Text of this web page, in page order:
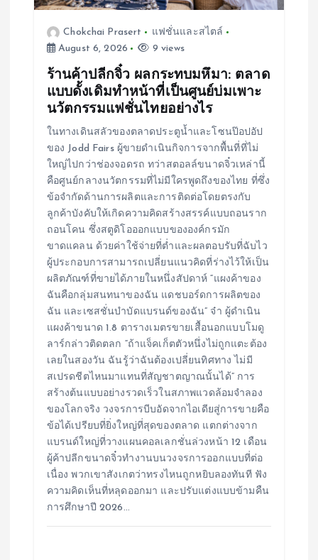
Chokchai Prasert
แฟชั่นและสไตล์
August 6, 2026
9 views
ร้านค้าปลีกจิ๋ว ผลกระทบมหึมา: ตลาด
แบบดั้งเดิมทำหน้าที่เป็นศูนย์บ่มเพาะ
นวัตกรรมแฟชั่นไทยอย่างไร
ในทางเดินสลัวของตลาดประตูน้ำและโซนป๊อปอัป
ของ Jodd Fairs ผู้ขายดำเนินกิจการจากพื้นที่ที่ไม่
ใหญ่ไปกว่าช่องจอดรถ ทว่าสตอลล์ขนาดจิ๋วเหล่านี้
คือศูนย์กลางนวัตกรรมที่ไม่มีใครพูดถึงของไทย ที่ซึ่ง
ข้อจำกัดด้านการผลิตและการติดต่อโดยตรงกับ
ลูกค้าบังคับให้เกิดความคิดสร้างสรรค์แบบถอนราก
ถอนโคน ซึ่งสตูดิโอออกแบบขององค์กรมัก
ขาดแคลน ด้วยค่าใช้จ่ายที่ต่ำและผลตอบรับที่ฉับไว
ผู้ประกอบการสามารถเปลี่ยนแนวคิดที่ร่างไว้ให้เป็น
ผลิตภัณฑ์ที่ขายได้ภายในหนึ่งสัปดาห์ “แผงค้าของ
ฉันคือกลุ่มสนทนาของฉัน แดชบอร์ดการผลิตของ
ฉัน และเซสชั่นบำบัดแบรนด์ของฉัน” จ๋า ผู้ดำเนิน
แผงค้าขนาด 1.8 ตารางเมตรขายเสื้อนอกแบบโมดู
ลาร์กล่าวติดตลก “ถ้าแจ็คเก็ตตัวหนึ่งไม่ถูกแตะต้อง
เลยในสองวัน ฉันรู้ว่าฉันต้องเปลี่ยนทิศทาง ไม่มี
สเปรดชีตไหนมาแทนที่สัญชาตญาณนั้นได้” การ
สร้างต้นแบบอย่างรวดเร็วในสภาพแวดล้อมจำลอง
ของโลกจริง วงจรการบีบอัดจากไอเดียสู่การขายคือ
ข้อได้เปรียบที่ยิ่งใหญ่ที่สุดของตลาด แตกต่างจาก
แบรนด์ใหญ่ที่วางแผนคอลเลกชั่นล่วงหน้า 12 เดือน
ผู้ค้าปลีกขนาดจิ๋วทำงานบนวงจรการออกแบบที่ต่อ
เนื่อง พวกเขาสังเกตว่าทรงไหนถูกหยิบลองทันที ฟัง
ความคิดเห็นที่หลุดออกมา และปรับแต่งแบบข้ามคืน
การศึกษาปี 2026…